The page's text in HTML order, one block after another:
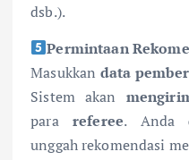
dsb.).
Permintaan
Masukkan data
Sistem akan
parareferee. Anda
unggah rekomendasi